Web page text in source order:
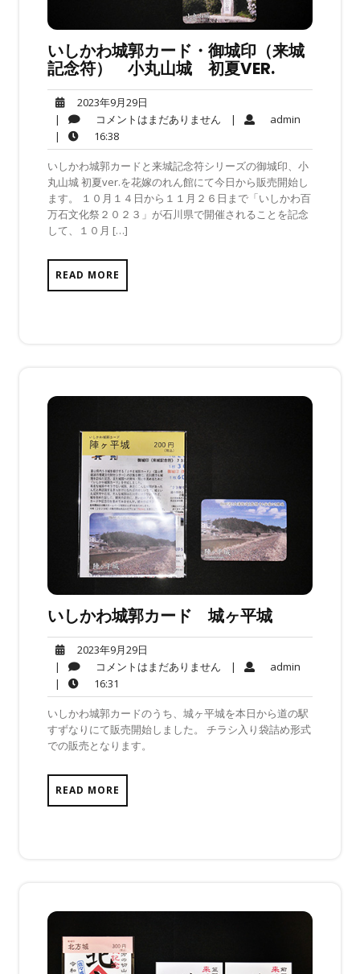
いしかわ城郭カード・御城印（来城
記念符） 小丸山城 初夏VER.
2023年9月29日
年
月
29
日
| コメントはまだありません
ン
ト
は
ま
だ
| admin
|
16:3816:38
いしかわ城郭カードと来城記念符シリーズの御城印、小
丸山城 初夏ver.を花嫁のれん館にて今日から販売開始し
ます。 １０月１４日から１１月２６日まで「いしかわ百
万石文化祭２０２３」が石川県で開催されることを記念
して、１０月 […]
READ MORE
いしかわ城郭カード 城ヶ平城
2023年9月29日
年
月
29
日
| コメントはまだありません
ン
ト
は
| admin
|
16:31
いしかわ城郭カードのうち、城ヶ平城を本日から道の駅
すずなりにて販売開始しました。 チラシ入り袋詰め形式
での販売となります。
READ MORE